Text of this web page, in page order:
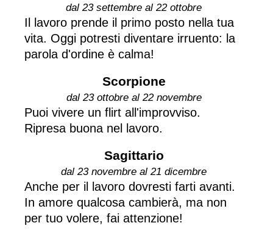
dal 23 settembre al 22 ottobre
Il lavoro prende il primo posto nella tua
vita. Oggi potresti diventare irruento: la
parola d'ordine è calma!
Scorpione
dal 23 ottobre al 22 novembre
Puoi vivere un flirt all'improvviso.
Ripresa buona nel lavoro.
Sagittario
dal 23 novembre al 21 dicembre
Anche per il lavoro dovresti farti avanti.
In amore qualcosa cambierà, ma non
per tuo volere, fai attenzione!